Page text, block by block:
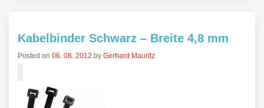
Kabelbinder Schwarz – Breite 4,8 mm
Posted on 06. 08. 2012 by Gerhard Mauritz